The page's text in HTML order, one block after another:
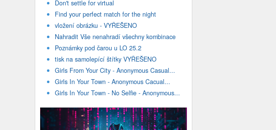
Don't settle for virtual
Find your perfect match for the night
vložení obrázku - VYŘEŠENO
Nahradit Vše nenahradí všechny kombinace
Poznámky pod čarou u LO 25.2
tisk na samolepící štítky VYŘEŠENO
Girls From Your City - Anonymous Casual...
Girls In Your Town - Anonymous Cacual...
Girls In Your Town - No Selfie - Anonymous...